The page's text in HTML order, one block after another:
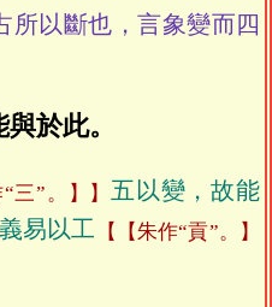
所以斷也，言象變而四
於此。
三”。】
五以變，故能
易以工
【朱作“貢”。】